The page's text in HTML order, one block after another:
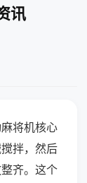
讯
将机核心
拌，然后
齐。这个